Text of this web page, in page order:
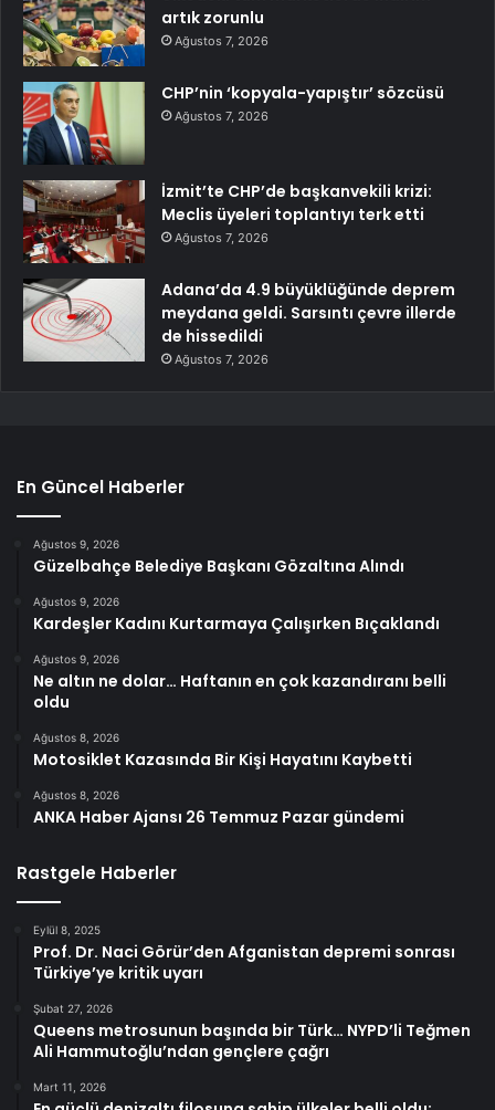
artık zorunlu
Ağustos 7, 2026
CHP’nin ‘kopyala-yapıştır’ sözcüsü
Ağustos 7, 2026
İzmit’te CHP’de başkanvekili krizi:
Meclis üyeleri toplantıyı terk etti
Ağustos 7, 2026
Adana’da 4.9 büyüklüğünde deprem
meydana geldi. Sarsıntı çevre illerde
de hissedildi
Ağustos 7, 2026
En Güncel Haberler
Ağustos 9, 2026
Güzelbahçe Belediye Başkanı Gözaltına Alındı
Ağustos 9, 2026
Kardeşler Kadını Kurtarmaya Çalışırken Bıçaklandı
Ağustos 9, 2026
Ne altın ne dolar… Haftanın en çok kazandıranı belli
oldu
Ağustos 8, 2026
Motosiklet Kazasında Bir Kişi Hayatını Kaybetti
Ağustos 8, 2026
ANKA Haber Ajansı 26 Temmuz Pazar gündemi
Rastgele Haberler
Eylül 8, 2025
Prof. Dr. Naci Görür’den Afganistan depremi sonrası
Türkiye’ye kritik uyarı
Şubat 27, 2026
Queens metrosunun başında bir Türk… NYPD’li Teğmen
Ali Hammutoğlu’ndan gençlere çağrı
Mart 11, 2026